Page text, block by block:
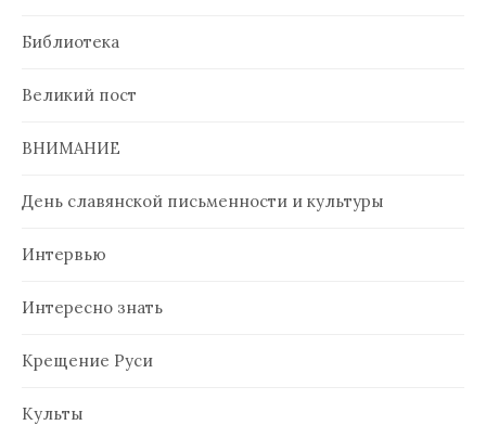
Библиотека
Великий пост
ВНИМАНИЕ
День славянской письменности и культуры
Интервью
Интересно знать
Крещение Руси
Культы